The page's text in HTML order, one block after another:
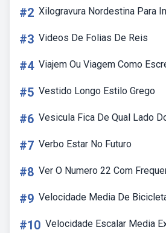
#2 Xilogravura Nordestina Para
#3 Videos De Folias De Reis
#4 Viajem Ou Viagem Como
#5 Vestido Longo Estilo Grego
#6 Vesicula Fica De Qual Lado
#7 Verbo Estar No Futuro
#8 Ver O Numero 22 Com
#9 Velocidade Media De
#10 Velocidade Escalar Media